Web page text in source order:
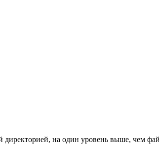
директорией, на один уровень выше, чем